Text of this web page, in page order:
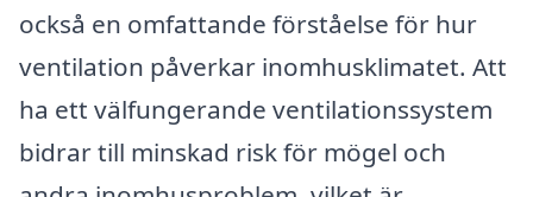
också en omfattande förståelse för hur
ventilation påverkar inomhusklimatet. Att
ha ett välfungerande ventilationssystem
bidrar till minskad risk för mögel och